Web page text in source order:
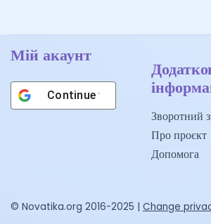
Мій акаунт
Continue with Google
Зворотний
Про проєкт
Допомога
© Novatika.org 2016-2025 | Change